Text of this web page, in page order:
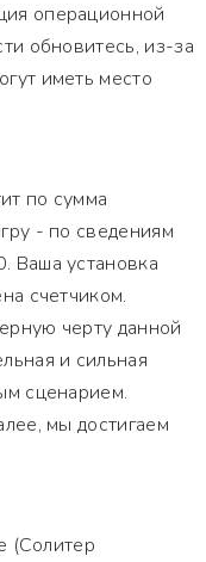
операционной
обновитесь, из-за
иметь место
по сумма
- по сведениям
Ваша установка
счетчиком.
черту данной
и сильная
сценарием.
мы достигаем
(Солитер